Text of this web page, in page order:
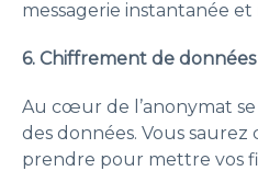
messagerie instantanée
6. Chiffrement de données
Au cœur de l’anonymat
des données. Vous
prendre pour mettre vos